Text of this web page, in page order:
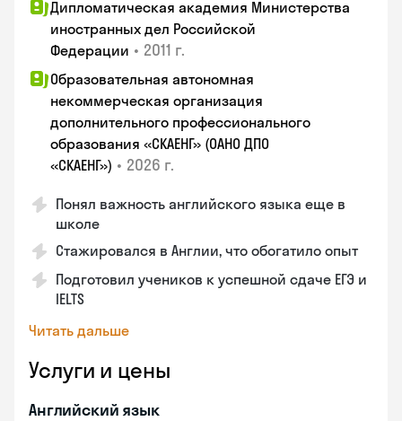
Дипломатическая академия Министерства
иностранных дел Российской
Федерации • 2011 г.
Образовательная автономная
некоммерческая организация
дополнительного профессионального
образования «СКАЕНГ» (ОАНО ДПО
«СКАЕНГ») • 2026 г.
Понял важность английского языка еще в
школе
Стажировался в Англии, что обогатило опыт
Подготовил учеников к успешной сдаче ЕГЭ и
IELTS
Читать дальше
Услуги и цены
Английский язык